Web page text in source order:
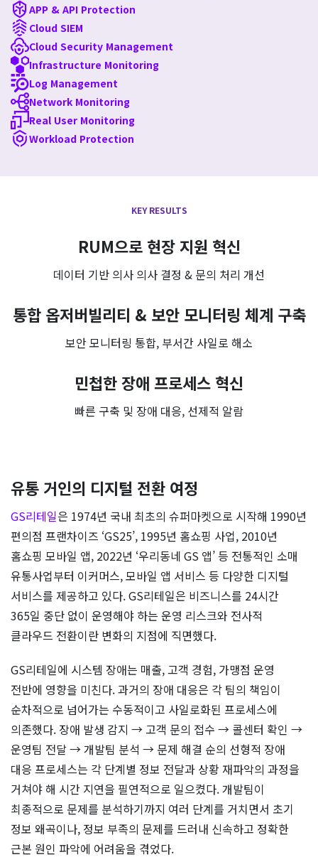
APP & API Protection
Cloud SIEM
Cloud Security Management
Infrastructure Monitoring
Log Management
Network Monitoring
Real User Monitoring
Workload Protection
KEY RESULTS
RUM으로 현장 지원 혁신
데이터 기반 의사 의사 결정 & 문의 처리 개선
통합 옵저버빌리티 & 보안 모니터링 체계 구축
보안 모니터링 통합, 부서간 사일로 해소
민첩한 장애 프로세스 혁신
빠른 구축 및 장애 대응, 선제적 알람
유통 거인의 디지털 전환 여정
GS리테일은 1974년 국내 최초의 슈퍼마켓으로 시작해 1990년
편의점 프랜차이즈 ‘GS25’, 1995년 홈쇼핑 사업, 2010년
홈쇼핑 모바일 앱, 2022년 ‘우리동네 GS 앱’ 등 전통적인 소매
유통사업부터 이커머스, 모바일 앱 서비스 등 다양한 디지털
서비스를 제공하고 있다. GS리테일은 비즈니스를 24시간
365일 중단 없이 운영해야 하는 운영 리스크와 전사적
클라우드 전환이란 변화의 지점에 직면했다.
GS리테일에 시스템 장애는 매출, 고객 경험, 가맹점 운영
전반에 영향을 미친다. 과거의 장애 대응은 각 팀의 책임이
순차적으로 넘어가는 수동적이고 사일로화된 프로세스에
의존했다. 장애 발생 감지 → 고객 문의 접수 → 콜센터 확인 →
운영팀 전달 → 개발팀 분석 → 문제 해결 순의 선형적 장애
대응 프로세스는 각 단계별 정보 전달과 상황 재파악의 과정을
거쳐야 해 시간 지연을 필연적으로 일으켰다. 개발팀이
최종적으로 문제를 분석하기까지 여러 단계를 거치면서 초기
정보 왜곡이나, 정보 부족의 문제를 드러내 신속하고 정확한
근본 원인 파악에 어려움을 겪었다.